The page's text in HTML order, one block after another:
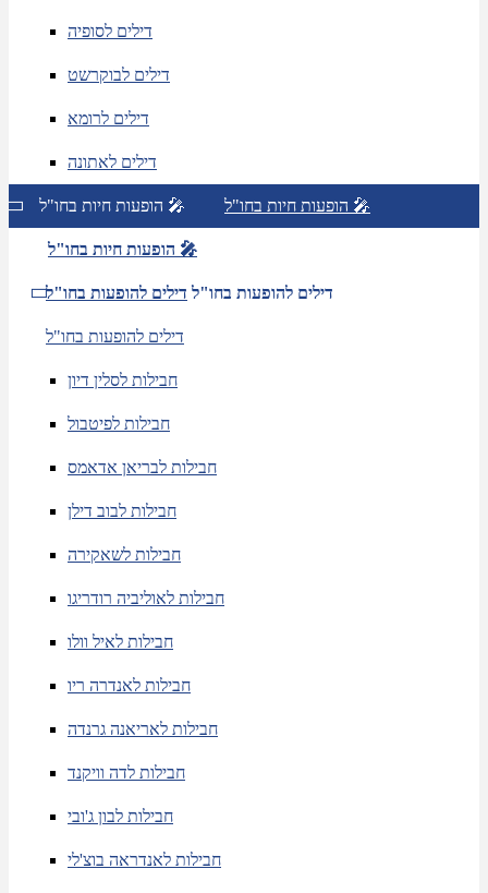
דילים לסופיה
דילים לבוקרשט
דילים לרומא
דילים לאתונה
הופעות חיות בחו"ל 🎤 הופעות חיות בחו"ל 🎤
הופעות חיות בחו"ל 🎤
דילים להופעות בחו"ל דילים להופעות בחו"ל
דילים להופעות בחו"ל
חבילות לסלין דיון
חבילות לפיטבול
חבילות לבריאן אדאמס
חבילות לבוב דילן
חבילות לשאקירה
חבילות לאוליביה רודריגו
חבילות לאיל וולו
חבילות לאנדרה ריו
חבילות לאריאנה גרנדה
חבילות לדה וויקנד
חבילות לבון ג'ובי
חבילות לאנדראה בוצ'לי